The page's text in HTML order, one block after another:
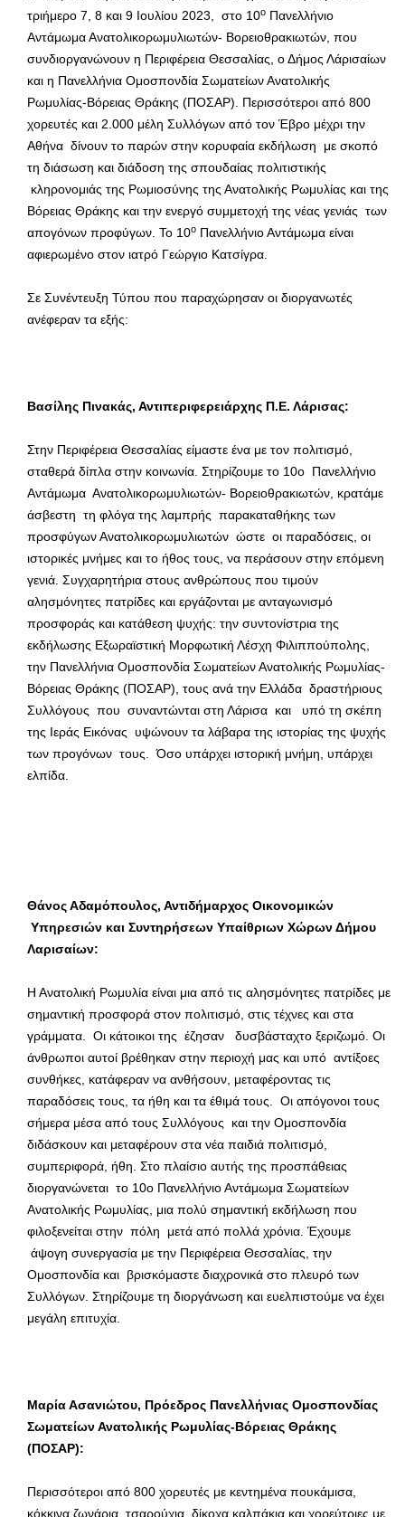
τριήμερο 7, 8 και 9 Ιουλίου 2023, στο 10ο Πανελλήνιο
Αντάμωμα Ανατολικορωμυλιωτών- Βορειοθρακιωτών, που
συνδιοργανώνουν η Περιφέρεια Θεσσαλίας, ο Δήμος Λάρισαίων
και η Πανελλήνια Ομοσπονδία Σωματείων Ανατολικής
Ρωμυλίας-Βόρειας Θράκης (ΠΟΣΑΡ). Περισσότεροι από 800
χορευτές και 2.000 μέλη Συλλόγων από τον Έβρο μέχρι την
Αθήνα δίνουν το παρών στην κορυφαία εκδήλωση με σκοπό
τη διάσωση και διάδοση της σπουδαίας πολιτιστικής
κληρονομιάς της Ρωμιοσύνης της Ανατολικής Ρωμυλίας και της
Βόρειας Θράκης και την ενεργό συμμετοχή της νέας γενιάς των
απογόνων προφύγων. Το 10ο Πανελλήνιο Αντάμωμα είναι
αφιερωμένο στον ιατρό Γεώργιο Κατσίγρα.
Σε Συνέντευξη Τύπου που παραχώρησαν οι διοργανωτές
ανέφεραν τα εξής:
Βασίλης Πινακάς, Αντιπεριφερειάρχης Π.Ε. Λάρισας:
Στην Περιφέρεια Θεσσαλίας είμαστε ένα με τον πολιτισμό,
σταθερά δίπλα στην κοινωνία. Στηρίζουμε το 10ο Πανελλήνιο
Αντάμωμα Ανατολικορωμυλιωτών- Βορειοθρακιωτών, κρατάμε
άσβεστη τη φλόγα της λαμπρής παρακαταθήκης των
προσφύγων Ανατολικορωμυλιωτών ώστε οι παραδόσεις, οι
ιστορικές μνήμες και το ήθος τους, να περάσουν στην επόμενη
γενιά. Συγχαρητήρια στους ανθρώπους που τιμούν
αλησμόνητες πατρίδες και εργάζονται με ανταγωνισμό
προσφοράς και κατάθεση ψυχής: την συντονίστρια της
εκδήλωσης Εξωραϊστική Μορφωτική Λέσχη Φιλιππούπολης,
την Πανελλήνια Ομοσπονδία Σωματείων Ανατολικής Ρωμυλίας-
Βόρειας Θράκης (ΠΟΣΑΡ), τους ανά την Ελλάδα δραστήριους
Συλλόγους που συναντώνται στη Λάρισα και υπό τη σκέπη
της Ιεράς Εικόνας υψώνουν τα λάβαρα της ιστορίας της ψυχής
των προγόνων τους. Όσο υπάρχει ιστορική μνήμη, υπάρχει
ελπίδα.
Θάνος Αδαμόπουλος, Αντιδήμαρχος Οικονομικών
Υπηρεσιών και Συντηρήσεων Υπαίθριων Χώρων Δήμου
Λαρισαίων:
Η Ανατολική Ρωμυλία είναι μια από τις αλησμόνητες πατρίδες με
σημαντική προσφορά στον πολιτισμό, στις τέχνες και στα
γράμματα. Οι κάτοικοι της έζησαν δυσβάσταχτο ξεριζωμό. Οι
άνθρωποι αυτοί βρέθηκαν στην περιοχή μας και υπό αντίξοες
συνθήκες, κατάφεραν να ανθήσουν, μεταφέροντας τις
παραδόσεις τους, τα ήθη και τα έθιμά τους. Οι απόγονοι τους
σήμερα μέσα από τους Συλλόγους και την Ομοσπονδία
διδάσκουν και μεταφέρουν στα νέα παιδιά πολιτισμό,
συμπεριφορά, ήθη. Στο πλαίσιο αυτής της προσπάθειας
διοργανώνεται το 10ο Πανελλήνιο Αντάμωμα Σωματείων
Ανατολικής Ρωμυλίας, μια πολύ σημαντική εκδήλωση που
φιλοξενείται στην πόλη μετά από πολλά χρόνια. Έχουμε
άψογη συνεργασία με την Περιφέρεια Θεσσαλίας, την
Ομοσπονδία και βρισκόμαστε διαχρονικά στο πλευρό των
Συλλόγων. Στηρίζουμε τη διοργάνωση και ευελπιστούμε να έχει
μεγάλη επιτυχία.
Μαρία Ασανιώτου, Πρόεδρος Πανελλήνιας Ομοσπονδίας
Σωματείων Ανατολικής Ρωμυλίας-Βόρειας Θράκης
(ΠΟΣΑΡ):
Περισσότεροι από 800 χορευτές με κεντημένα πουκάμισα,
κόκκινα ζωνάρια, τσαρούχια, δίκοχα καλπάκια και χορεύτριες με